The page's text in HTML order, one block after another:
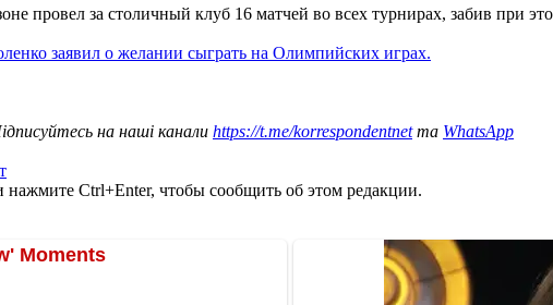
провел за столичный клуб 16 матчей во всех турнирах, забив при
заявил о желании сыграть на Олимпийских играх.
на наші канали https://t.me/korrespondentnetта WhatsApp
Ctrl+Enter, чтобы сообщить об этом редакции.